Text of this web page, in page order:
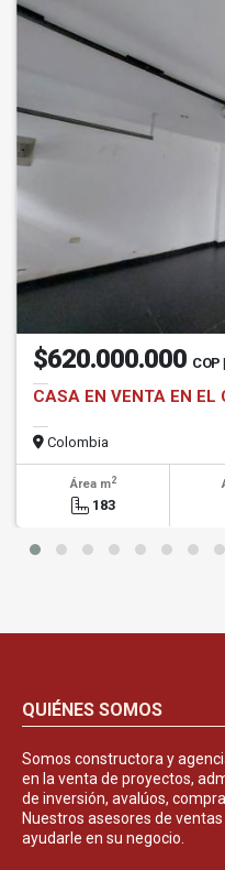
$620.000.000 COP
CASA EN VENTA EN EL
Colombia
Área m2
183
QUIÉNES SOMOS
Somos constructora y
en la venta de proyectos,
de inversión, avalúos,
Nuestros asesores de
ayudarle en su negocio.